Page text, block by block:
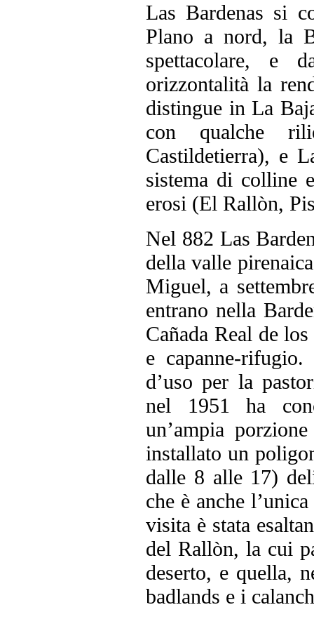
Las Bardenas si
Plano a nord, la
spettacolare, e
orizzontalità la
distingue in La
con qualche
Castildetierra), e
sistema di colline
erosi (El Rallòn,
Nel 882 Las
della valle
Miguel, a
entrano nella
Cañada Real de
e capanne-
d’uso per la
nel 1951 ha
un’ampia
installato un
dalle 8 alle 17)
che è anche
visita è stata
del Rallòn, la cui
deserto, e quella,
badlands e i